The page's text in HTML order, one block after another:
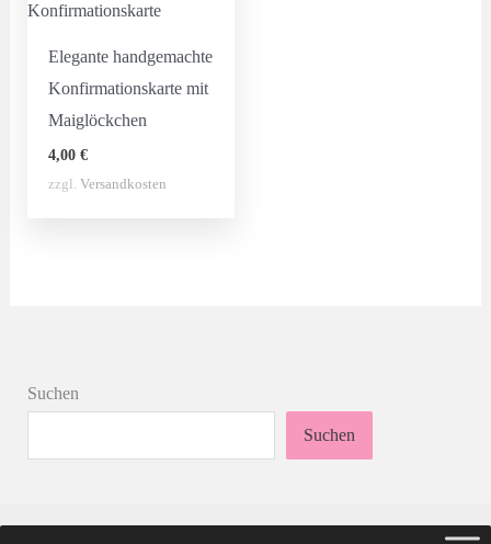
Elegante handgemachte
Konfirmationskarte mit
Maiglöckchen
4,00 €
zzgl. Versandkosten
Suchen
Suchen